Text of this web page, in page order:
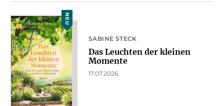
NEU
SABINE STECK
Das Leuchten der kleinen
Momente
17.07.2026